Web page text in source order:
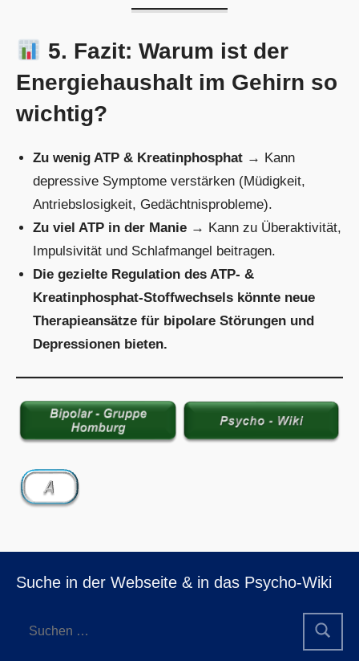
5. Fazit: Warum ist der
Energiehaushalt im Gehirn so
wichtig?
Zu wenig ATP & Kreatinphosphat → Kann
depressive Symptome verstärken (Müdigkeit,
Antriebslosigkeit, Gedächtnisprobleme).
Zu viel ATP in der Manie → Kann zu Überaktivität,
Impulsivität und Schlafmangel beitragen.
Die gezielte Regulation des ATP- &
Kreatinphosphat-Stoffwechsels könnte neue
Therapieansätze für bipolare Störungen und
Depressionen bieten.
Suche in der Webseite & in das Psycho-Wiki